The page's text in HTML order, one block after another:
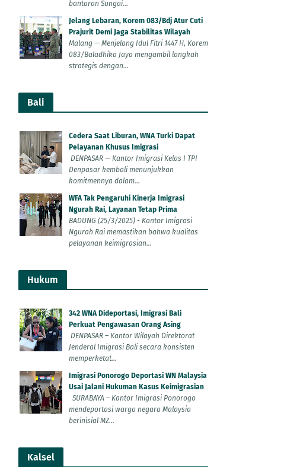
bantaran Sungai...
Jelang Lebaran, Korem 083/Bdj Atur Cuti
Prajurit Demi Jaga Stabilitas Wilayah
Malang — Menjelang Idul Fitri 1447 H, Korem
083/Baladhika Jaya mengambil langkah
strategis dengan...
Bali
Cedera Saat Liburan, WNA Turki Dapat
Pelayanan Khusus Imigrasi
DENPASAR — Kantor Imigrasi Kelas I TPI
Denpasar kembali menunjukkan
komitmennya dalam...
WFA Tak Pengaruhi Kinerja Imigrasi
Ngurah Rai, Layanan Tetap Prima
BADUNG (25/3/2025) - Kantor Imigrasi
Ngurah Rai memastikan bahwa kualitas
pelayanan keimigrasian...
Hukum
342 WNA Dideportasi, Imigrasi Bali
Perkuat Pengawasan Orang Asing
DENPASAR – Kantor Wilayah Direktorat
Jenderal Imigrasi Bali secara konsisten
memperketat...
Imigrasi Ponorogo Deportasi WN Malaysia
Usai Jalani Hukuman Kasus Keimigrasian
SURABAYA – Kantor Imigrasi Ponorogo
mendeportasi warga negara Malaysia
berinisial MZ...
Kalsel